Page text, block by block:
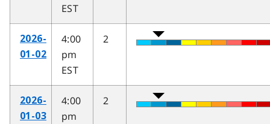
EST
2026-
01-02
4:00
pm
EST
2
2026-
01-03
4:00
pm
2